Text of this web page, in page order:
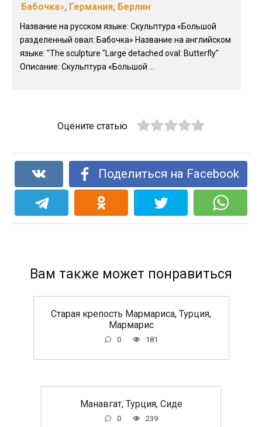
Бабочка», Германия, Берлин
Название на русском языке: Скульптура «Большой
разделенный овал: Бабочка» Название на английском
языке: "The sculpture "Large detached oval: Butterfly"
Описание: Скульптура «Большой ...
Оцените статью
Поделиться на Facebook
Вам также может понравиться
Старая крепость Мармариса, Турция,
Мармарис
0 181
Манавгат, Турция, Сиде
0 239